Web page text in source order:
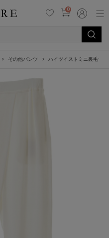
0
その他パンツ ハイツイストミニ裏毛ラ